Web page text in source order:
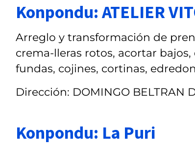
Konpondu: ATELIER
Arreglo y transformación de
crema-lleras rotos, acortar
fundas, cojines, cortinas,
Dirección: DOMINGO BELTRAN
Konpondu: La Puri